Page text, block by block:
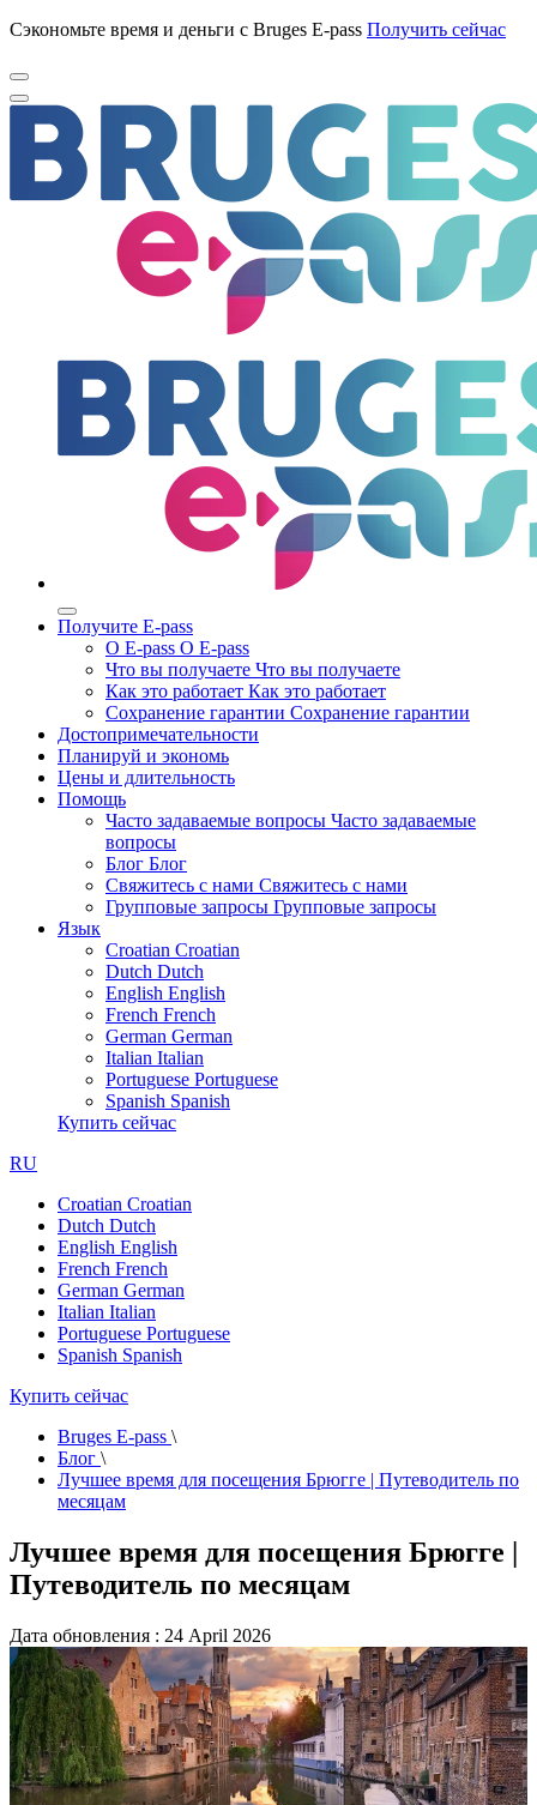
Сэкономьте время и деньги с Bruges E-pass Получить сейчас
Получите E-pass
О E-pass О E-pass
Что вы получаете Что вы получаете
Как это работает Как это работает
Сохранение гарантии Сохранение гарантии
Достопримечательности
Планируй и экономь
Цены и длительность
Помощь
Часто задаваемые вопросы Часто задаваемые
вопросы
Блог Блог
Свяжитесь с нами Свяжитесь с нами
Групповые запросы Групповые запросы
Язык
Croatian Croatian
Dutch Dutch
English English
French French
German German
Italian Italian
Portuguese Portuguese
Spanish Spanish
Купить сейчас
RU
Croatian Croatian
Dutch Dutch
English English
French French
German German
Italian Italian
Portuguese Portuguese
Spanish Spanish
Купить сейчас
Bruges E-pass \
Блог \
Лучшее время для посещения Брюгге | Путеводитель по
месяцам
Лучшее время для посещения Брюгге |
Путеводитель по месяцам
Дата обновления : 24 April 2026